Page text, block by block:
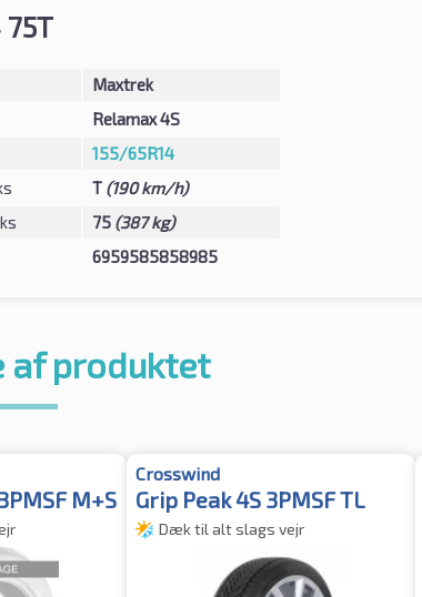
75T
Maxtrek
Relamax 4S
155/65R14
T (190 km/h)
75 (387 kg)
6959585858985
af produktet
M+S
Crosswind
Grip Peak 4S 3PMSF TL
Dæk til alt slags vejr